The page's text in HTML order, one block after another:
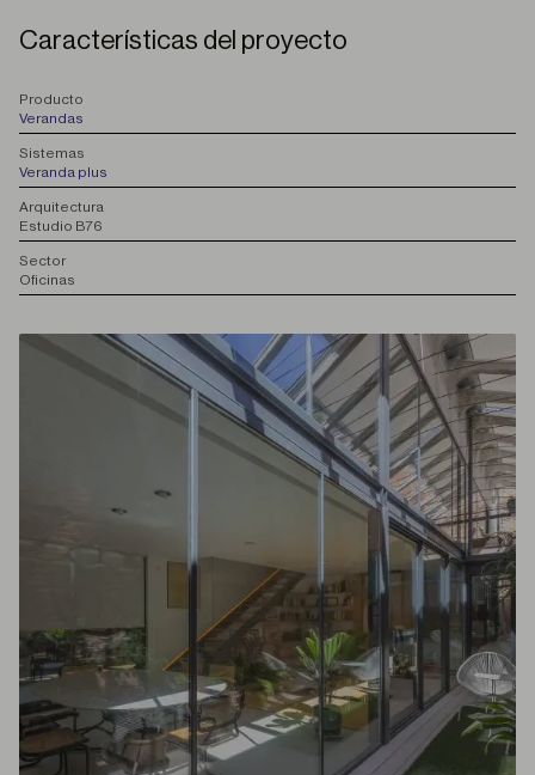
Características del proyecto
Producto
Verandas
Sistemas
Veranda plus
Arquitectura
Estudio B76
Sector
Oficinas